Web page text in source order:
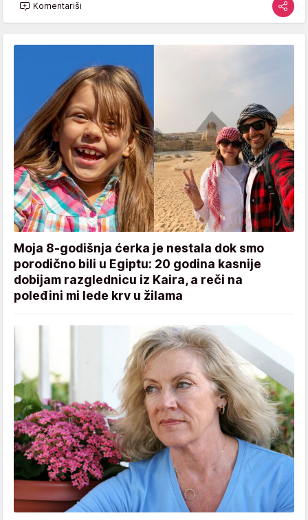
Komentariši
Moja 8-godišnja ćerka je nestala dok smo
porodično bili u Egiptu: 20 godina kasnije
dobijam razglednicu iz Kaira, a reči na
poleđini mi lede krv u žilama